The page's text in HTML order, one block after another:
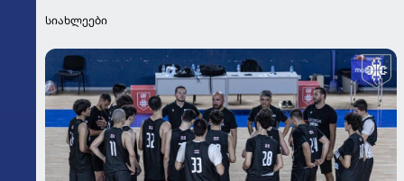
სიახლეები